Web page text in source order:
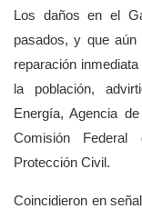
Los daños en el
pasados, y que
reparación
la población,
Energía, Agencia
Comisión
Protección Civil.
Coincidieron en